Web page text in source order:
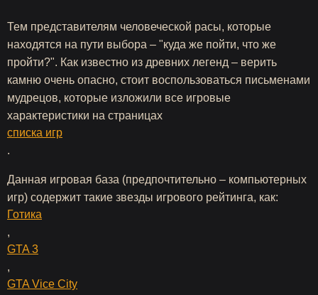
Тем представителям человеческой расы, которые
находятся на пути выбора – "куда же пойти, что же
пройти?". Как известно из древних легенд – верить
камню очень опасно, стоит воспользоваться письменами
мудрецов, которые изложили все игровые
характеристики на страницах
списка игр
.
Данная игровая база (предпочтительно – компьютерных
игр) содержит такие звезды игрового рейтинга, как:
Готика
,
GTA 3
,
GTA Vice City